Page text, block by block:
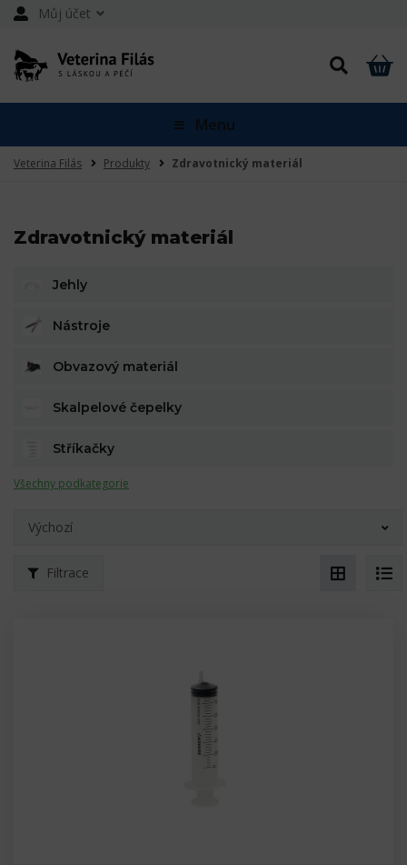
Můj účet
Menu
Veterina Filás Produkty Zdravotnický materiál
Zdravotnický materiál
Jehly
Nástroje
Obvazový materiál
Skalpelové čepelky
Stříkačky
Všechny podkategorie
Výchozí
Filtrace